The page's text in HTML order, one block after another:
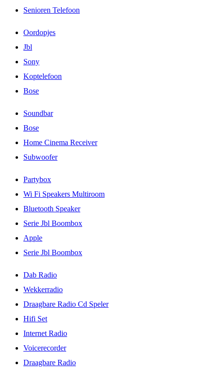
Senioren Telefoon
Oordopjes
Jbl
Sony
Koptelefoon
Bose
Soundbar
Bose
Home Cinema Receiver
Subwoofer
Partybox
Wi Fi Speakers Multiroom
Bluetooth Speaker
Serie Jbl Boombox
Apple
Serie Jbl Boombox
Dab Radio
Wekkerradio
Draagbare Radio Cd Speler
Hifi Set
Internet Radio
Voicerecorder
Draagbare Radio